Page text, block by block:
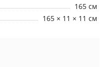
165 см
165 × 11 × 11 см